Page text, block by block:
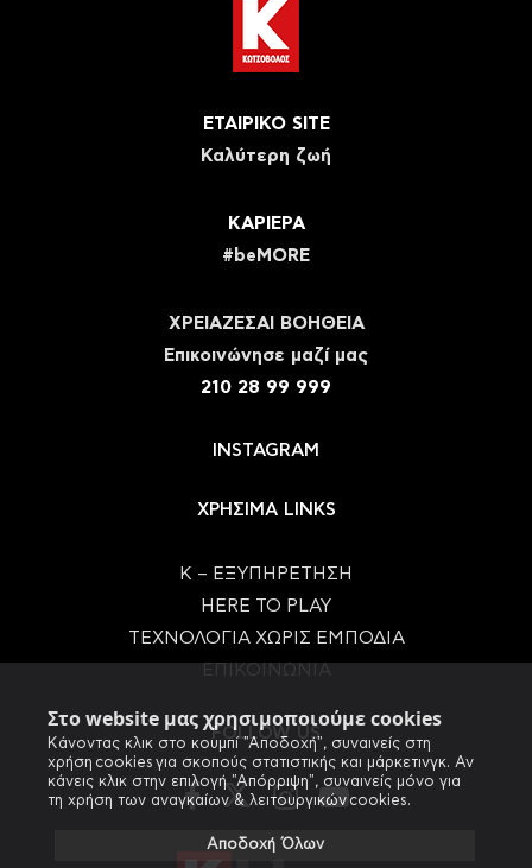
Στο website μας χρησιμοποιούμε cookies
Κάνοντας κλικ στο κουμπί "Αποδοχή", συναινείς στη
χρήση cookies για σκοπούς στατιστικής και μάρκετινγκ. Αν
κάνεις κλικ στην επιλογή "Απόρριψη", συναινείς μόνο για
τη χρήση των αναγκαίων & λειτουργικών cookies.
Αποδοχή Όλων
ΕΤΑΙΡΙΚΟ SITE
Καλύτερη ζωή
ΚΑΡΙΕΡΑ
#beMORE
ΧΡΕΙΑΖΕΣΑΙ ΒΟΗΘΕΙΑ
Eπικοινώνησε μαζί μας
210 28 99 999
INSTAGRAM
ΧΡΗΣΙΜΑ LINKS
Κ – ΕΞΥΠΗΡΕΤΗΣΗ
HERE TO PLAY
ΤΕΧΝΟΛΟΓΙΑ ΧΩΡΙΣ ΕΜΠΟΔΙΑ
FOLLOW US